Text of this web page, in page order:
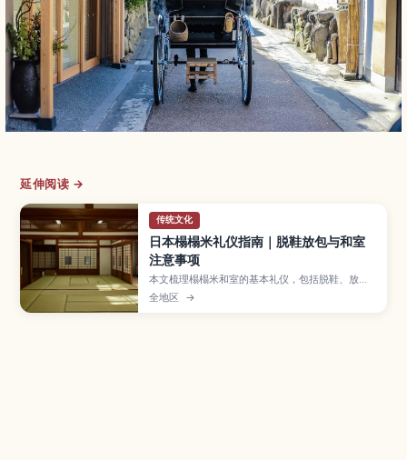
延伸阅读 →
传统文化
日本榻榻米礼仪指南｜脱鞋放包与和室
注意事项
本文梳理榻榻米和室的基本礼仪，包括脱鞋、放
包、拍照与防损细节，帮助新手从容应对。
全地区 →